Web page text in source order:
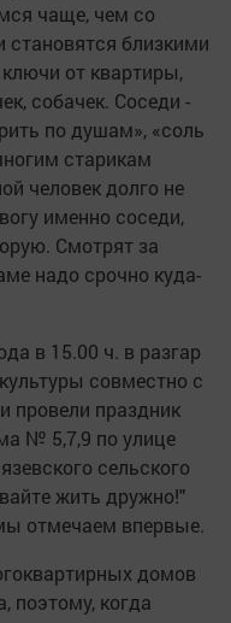
чаще, чем со
близкими
от квартиры,
собачек. Соседи -
по душам», «соль
старикам
человек долго не
именно соседи,
Смотрят за
надо срочно куда-
в 15.00 ч. в разгар
совместно с
провели праздник
№ 5,7,9 по улице
сельского
жить дружно!"
отмечаем впервые.
домов
поэтому, когда